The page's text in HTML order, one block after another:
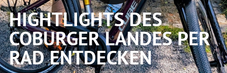
HIGHTLIGHTS DES
COBURGER LANDES PER
RAD ENTDECKEN